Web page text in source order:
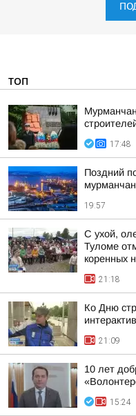
ТОП
17:48
Поздний
19:57
С ухой,
Туломе
коренных
21:18
Ко Дню
21:09
10 лет
15:24